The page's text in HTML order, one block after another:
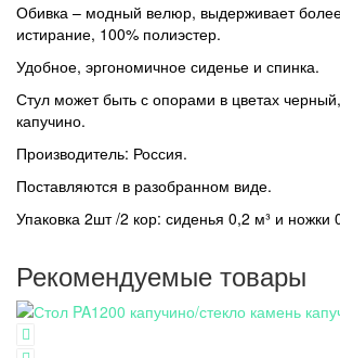
Обивка – модный велюр, выдерживает
истирание, 100% полиэстер.
Удобное, эргономичное сиденье и спинка.
Стул может быть с опорами в цветах
капучино.
Производитель: Россия.
Поставляются в разобранном виде.
Упаковка 2шт /2 кор: сиденья 0,2 м³ и ножки
Рекомендуемые товары